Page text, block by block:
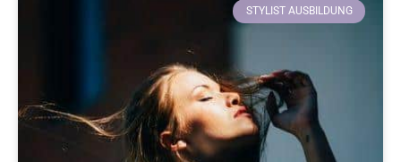
STYLIST AUSBILDUNG